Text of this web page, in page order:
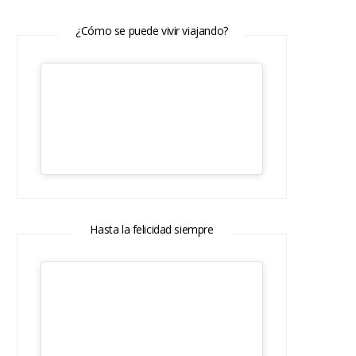
¿Cómo se puede vivir viajando?
Hasta la felicidad siempre